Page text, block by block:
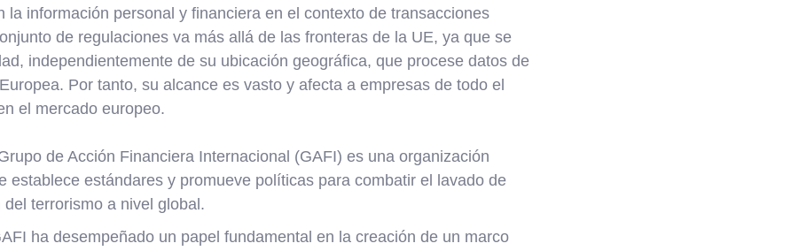
la información personal y financiera en el contexto de transacciones
de regulaciones va más allá de las fronteras de la UE, ya que se
independientemente de su ubicación geográfica, que procese datos de
Por tanto, su alcance es vasto y afecta a empresas de todo el
el mercado europeo.
de Acción Financiera Internacional (GAFI) es una organización
establece estándares y promueve políticas para combatir el lavado de
terrorismo a nivel global.
ha desempeñado un papel fundamental en la creación de un marco